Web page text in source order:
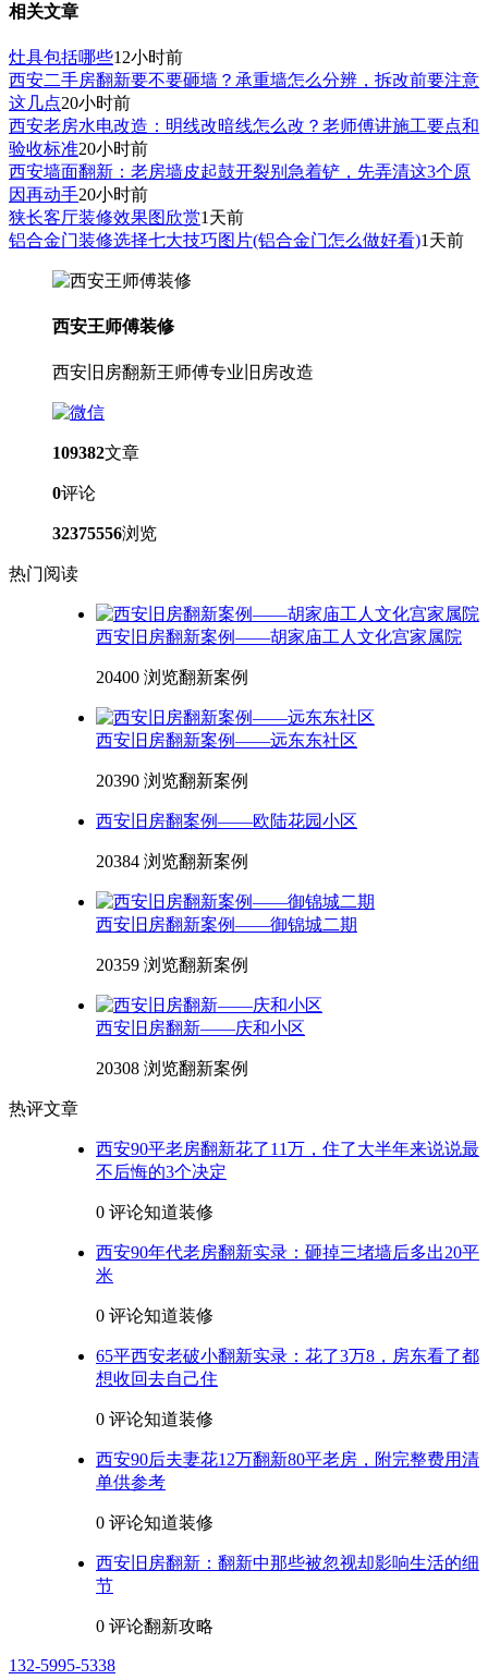
相关文章
灶具包括哪些12小时前
西安二手房翻新要不要砸墙？承重墙怎么分辨，拆改前要注意
这几点20小时前
西安老房水电改造：明线改暗线怎么改？老师傅讲施工要点和
验收标准20小时前
西安墙面翻新：老房墙皮起鼓开裂别急着铲，先弄清这3个原
因再动手20小时前
狭长客厅装修效果图欣赏1天前
铝合金门装修选择七大技巧图片(铝合金门怎么做好看)1天前
西安王师傅装修
西安旧房翻新王师傅专业旧房改造
109382文章
0评论
32375556浏览
热门阅读
西安旧房翻新案例——胡家庙工人文化宫家属院
20400 浏览翻新案例
西安旧房翻新案例——远东东社区
20390 浏览翻新案例
西安旧房翻案例——欧陆花园小区
20384 浏览翻新案例
西安旧房翻新案例——御锦城二期
20359 浏览翻新案例
西安旧房翻新——庆和小区
20308 浏览翻新案例
热评文章
西安90平老房翻新花了11万，住了大半年来说说最
不后悔的3个决定
0 评论知道装修
西安90年代老房翻新实录：砸掉三堵墙后多出20平
米
0 评论知道装修
65平西安老破小翻新实录：花了3万8，房东看了都
想收回去自己住
0 评论知道装修
西安90后夫妻花12万翻新80平老房，附完整费用清
单供参考
0 评论知道装修
西安旧房翻新：翻新中那些被忽视却影响生活的细
节
0 评论翻新攻略
132-5995-5338